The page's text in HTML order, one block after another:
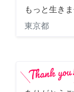
もっと生き
東京都